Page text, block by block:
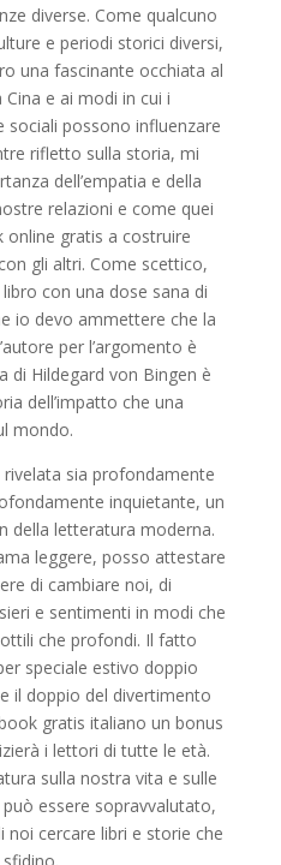
diverse. Come qualcuno
e periodi storici diversi,
una fascinante occhiata al
e ai modi in cui i
sociali possono influenzare
rifletto sulla storia, mi
dell’empatia e della
relazioni e come quei
gratis a costruire
gli altri. Come scettico,
con una dose sana di
io devo ammettere che la
per l’argomento è
di Hildegard von Bingen è
dell’impatto che una
mondo.
sia profondamente
inquietante, un
della letteratura moderna.
leggere, posso attestare
di cambiare noi, di
e sentimenti in modi che
che profondi. Il fatto
speciale estivo doppio
il doppio del divertimento
gratis italiano un bonus
i lettori di tutte le età.
sulla nostra vita e sulle
essere sopravvalutato,
noi cercare libri e storie che